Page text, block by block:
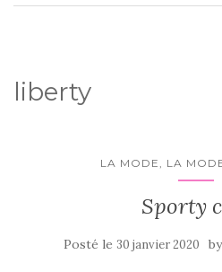
liberty
LA MODE, LA
Sporty
Posté le 30 janvier 2020 by